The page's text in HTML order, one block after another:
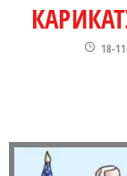
18-